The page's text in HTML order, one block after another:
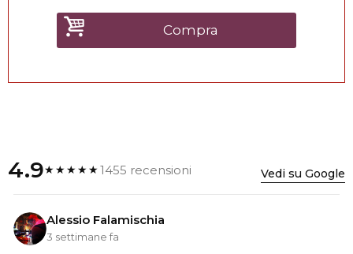
Compra
4.9★★★★★1455 recensioni Vedi su Google
Alessio Falamischia
3 settimane fa